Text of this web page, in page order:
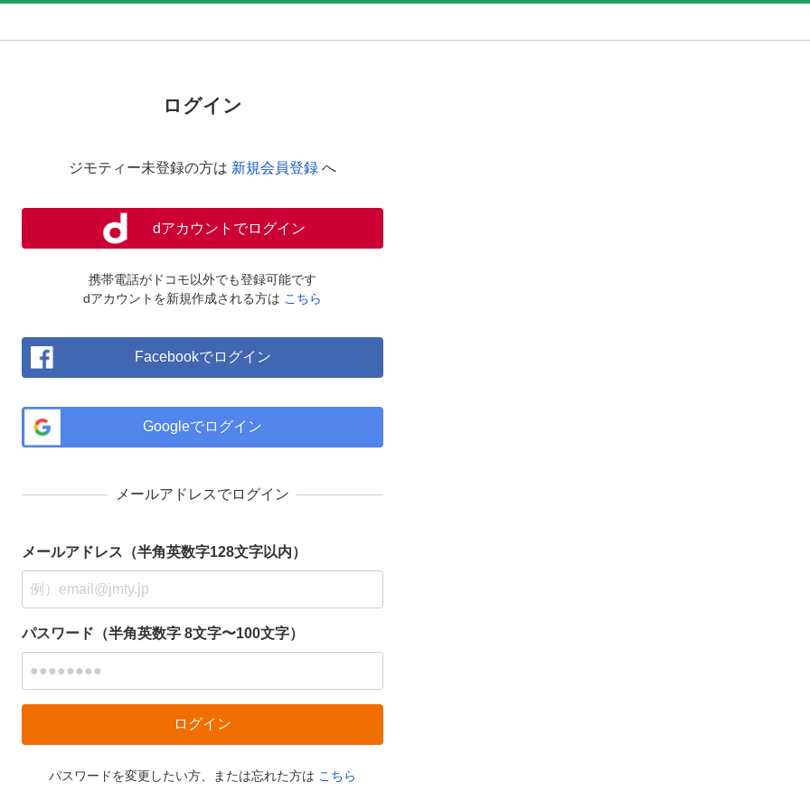
ログイン
ジモティー未登録の方は 新規会員登録 へ
dアカウントでログイン
携帯電話がドコモ以外でも登録可能です
dアカウントを新規作成される方は こちら
Facebookでログイン
Googleでログイン
メールアドレスでログイン
メールアドレス（半角英数字128文字以内）
パスワード（半角英数字 8文字〜100文字）
パスワードを変更したい方、または忘れた方は こちら